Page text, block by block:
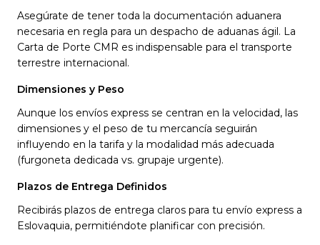
Asegúrate de tener toda la documentación aduanera
necesaria en regla para un despacho de aduanas ágil. La
Carta de Porte CMR es indispensable para el transporte
terrestre internacional.
Dimensiones y Peso
Aunque los envíos express se centran en la velocidad, las
dimensiones y el peso de tu mercancía seguirán
influyendo en la tarifa y la modalidad más adecuada
(furgoneta dedicada vs. grupaje urgente).
Plazos de Entrega Definidos
Recibirás plazos de entrega claros para tu envío express a
Eslovaquia, permitiéndote planificar con precisión.